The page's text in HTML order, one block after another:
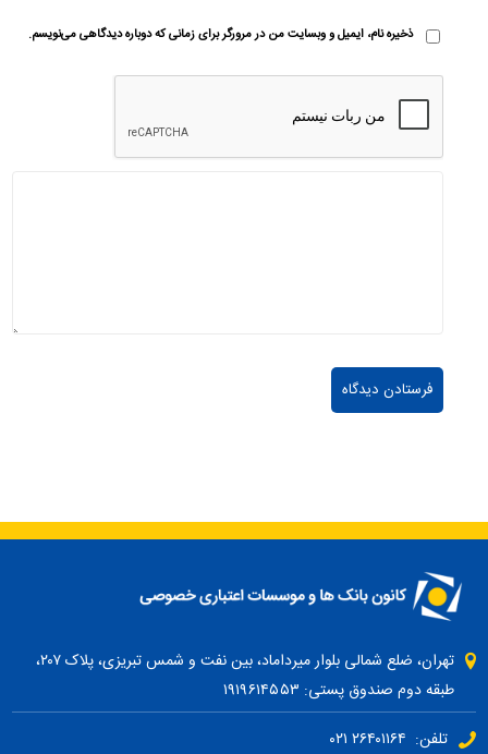
ذخیره نام، ایمیل و وبسایت من در مرورگر برای زمانی که دوباره دیدگاهی می‌نویسم.
تهران، ضلع شمالی بلوار میرداماد، بین نفت و شمس تبریزی، پلاک ۲۰۷،
طبقه دوم صندوق پستی: ۱۹۱۹۶۱۴۵۵۳
تلفن: ۲۶۴۰۱۱۶۴ ۰۲۱